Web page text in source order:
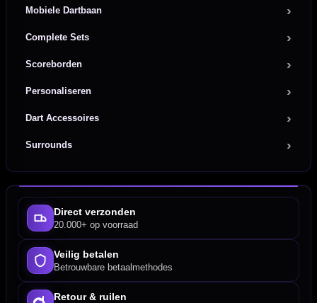
Mobiele Dartbaan
Complete Sets
Scoreborden
Personaliseren
Dart Accessoires
Surrounds
Direct verzonden
20.000+ op voorraad
Veilig betalen
Betrouwbare betaalmethodes
Retour & ruilen